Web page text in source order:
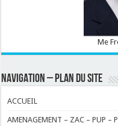
Me
NAVIGATION – PLAN DU SITE
ACCUEIL
AMENAGEMENT – ZAC – PUP –